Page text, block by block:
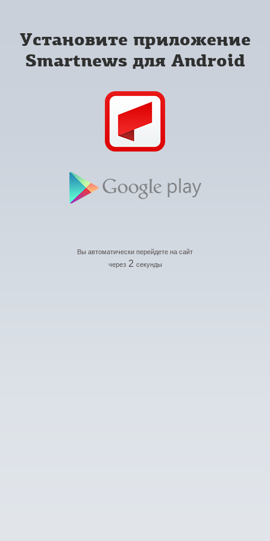
Установите приложение
Smartnews для Android
Вы автоматически перейдете на сайт
через 2 секунды